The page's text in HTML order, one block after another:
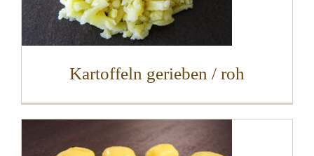
Kartoffeln gerieben / roh